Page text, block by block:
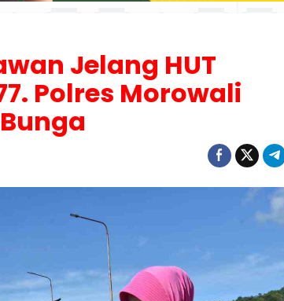
Jelang HUT
Polres Morowali